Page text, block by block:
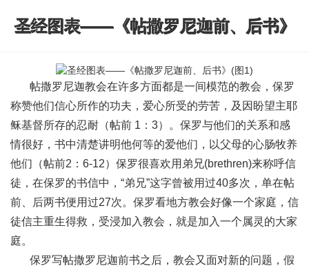
圣经图表——《帖撒罗尼迦前、后书》
帖撒罗尼迦教会在许多方面都是一间模范的教会，保罗
称赞他们信心所作的功夫，爱心所受的劳苦，及因盼望主耶
稣基督所存的忍耐（帖前 1：3）。保罗与他们的关系和感
情很好，书中清楚讲明他何等的爱他们，以父母的心肠牧养
他们（帖前2：6-12）保罗很喜欢用弟兄(brethren)来称呼信
徒，在保罗的书信中，“弟兄”这字曾被用过40多次，单在帖
前、后两书便用过27次。保罗看地方教会好像一个家庭，信
徒信主重生得救，受浸加入教会，就是加入一个属灵的大家
庭。
保罗写帖撒罗尼迦前书之后，教会⼜面对新的问题，假